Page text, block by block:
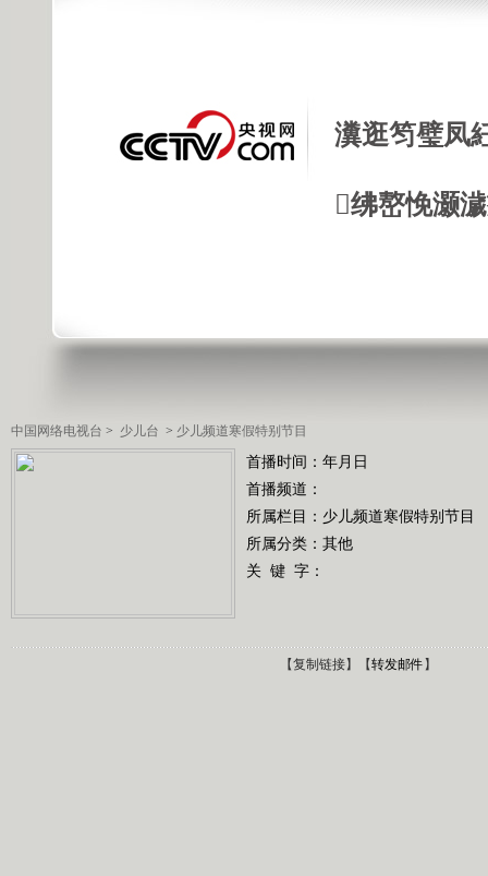
瀵逛笉璧凤
绋嶅悗灏
中国网络电视台 > 少儿台 > 少儿频道寒假特别节目
首播时间：年月日
首播频道：
所属栏目： 少儿频道寒假特别节目
所属分类：其他
关 键 字：
【复制链接】【转发邮件】